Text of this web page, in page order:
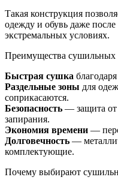
Такая конструкция
одежду и обувь даже
экстремальных условиях.
Преимущества сушильных
Быстрая сушка
Раздельные зоны для
соприкасаются.
Безопасность — защита от
запирания.
Экономия времени —
Долговечность —
комплектующие.
Почему выбирают